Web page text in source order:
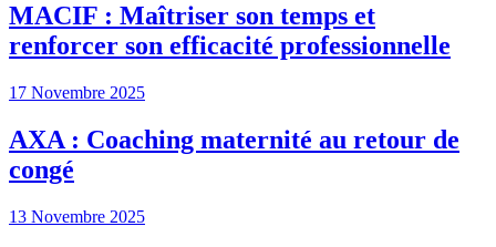
MACIF : Maîtriser son temps et
renforcer son efficacité professionnelle
17 Novembre 2025
AXA : Coaching maternité au retour de
congé
13 Novembre 2025